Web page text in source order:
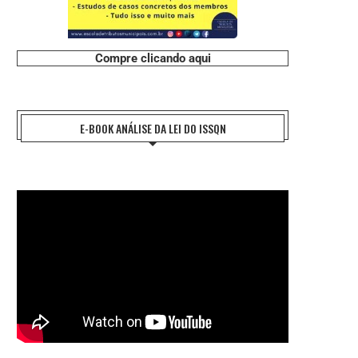
Compre clicando aqui
E-BOOK ANÁLISE DA LEI DO ISSQN